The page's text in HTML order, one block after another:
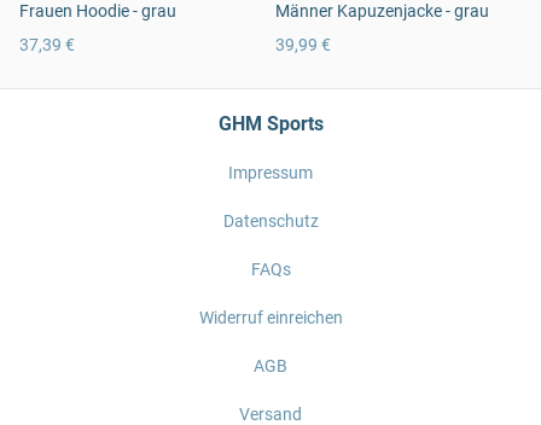
Frauen Hoodie - grau
37,39 €
Männer Kapuzenjacke - grau
39,99 €
GHM Sports
Impressum
Datenschutz
FAQs
Widerruf einreichen
AGB
Versand